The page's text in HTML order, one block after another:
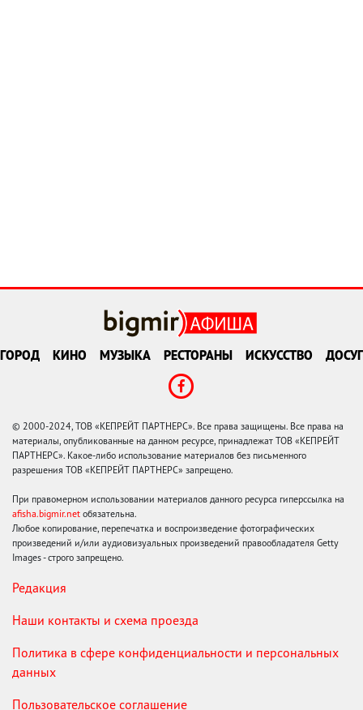
ГОРОД КИНО МУЗЫКА РЕСТОРАНЫ ИСКУССТВО ДОСУГ
© 2000-2024, ТОВ «КЕПРЕЙТ ПАРТНЕРС». Все права защищены. Все права на
материалы, опубликованные на данном ресурсе, принадлежат ТОВ «КЕПРЕЙТ
ПАРТНЕРС». Какое-либо использование материалов без письменного
разрешения ТОВ «КЕПРЕЙТ ПАРТНЕРС» запрещено.
При правомерном использовании материалов данного ресурса гиперссылка на
afisha.bigmir.net обязательна.
Любое копирование, перепечатка и воспроизведение фотографических
произведений и/или аудиовизуальных произведений правообладателя Getty
Images - строго запрещено.
Редакция
Наши контакты и схема проезда
Политика в сфере конфиденциальности и персональных
данных
Пользовательское соглашение